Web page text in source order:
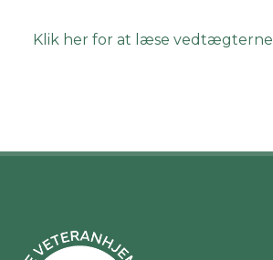
Klik her for at læse vedtægterne